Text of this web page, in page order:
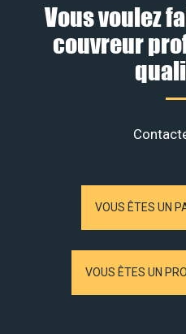
Vous voulez
couvreur
VOUS ÊTES UN
VOUS ÊTES UN